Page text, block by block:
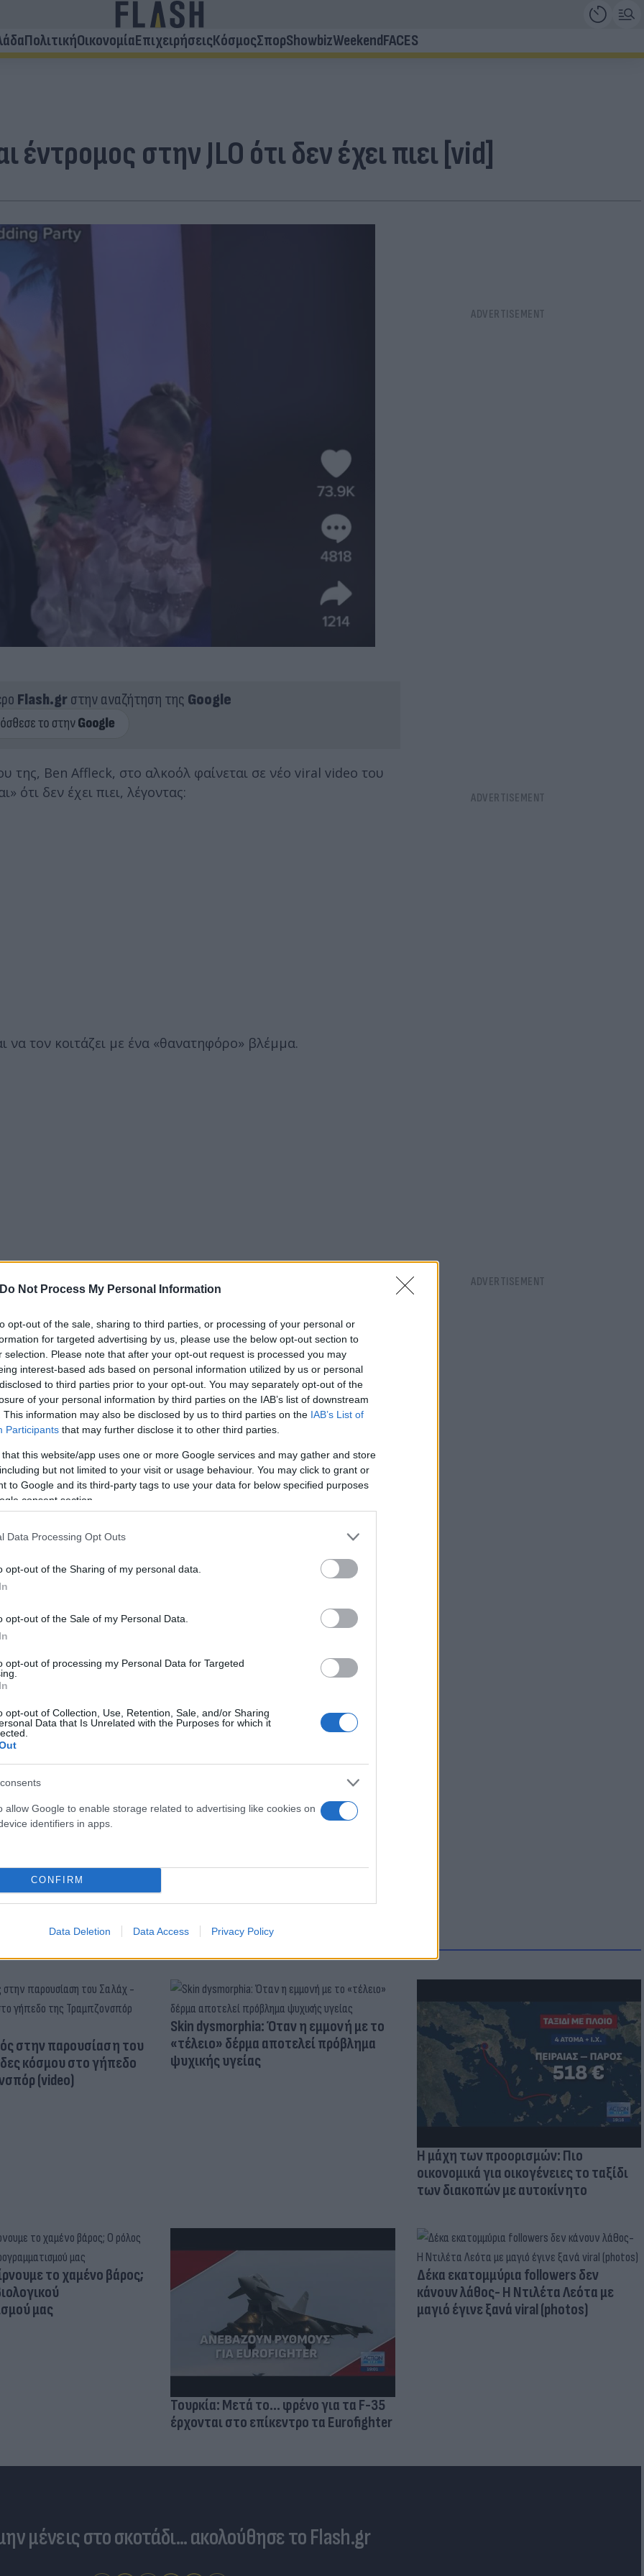
Do Not Process My Personal Information
opt-out of the sale, sharing to third parties, or processing of your personal or
for targeted advertising by us, please use the below opt-out section to
selection. Please note that after your opt-out request is processed you may
interest-based ads based on personal information utilized by us or personal
to third parties prior to your opt-out. You may separately opt-out of the
of your personal information by third parties on the IAB’s list of downstream
This information may also be disclosed by us to third parties on the IAB’s List of
Participants that may further disclose it to other third parties.
that this website/app uses one or more Google services and may gather and store
but not limited to your visit or usage behaviour. You may click to grant or
to Google and its third-party tags to use your data for below specified purposes
consent section.
Data Processing Opt Outs
opt-out of the Sharing of my personal data.
opt-out of the Sale of my Personal Data.
opt-out of processing my Personal Data for Targeted
opt-out of Collection, Use, Retention, Sale, and/or Sharing
Data that Is Unrelated with the Purposes for which it
allow Google to enable storage related to advertising like cookies on
identifiers in apps.
CONFIRM
Data Deletion Data Access Privacy Policy
ΠολιτικήΟικονομίαΕπιχειρήσειςΚόσμοςΣπορShowbizWeekendFACES
στην JLO ότι δεν έχει πιει [vid]
Flash.grστην αναζήτηση της Google
της, Ben Affleck, στο αλκοόλ φαίνεται σε νέο viral video του
ότι δεν έχει πιει, λέγοντας:
να τον κοιτάζει με ένα «θανατηφόρο» βλέμμα.
χιλιάδες προβολές μέσα σε λίγες μόνο ημέρες.
party!
♬ original sound - Alli
Flash.grστην αναζήτηση τηςGoogle
στην παρουσίαση του
κόσμου στο γήπεδο
(video)
Skin dysmorphia: Όταν η εμμονή με το
«τέλειο» δέρμα αποτελεί πρόβλημα
ψυχικής υγείας
Η μάχη των προορισμών: Πιο
οικονομικά για οικογένειες το ταξίδι
των διακοπών με αυτοκίνητο
το χαμένο βάρος;
μας
Τουρκία: Μετά το... φρένο για τα F-35
έρχονται στο επίκεντρο τα Eurofighter
Δέκα εκατομμύρια followers δεν
κάνουν λάθος- Η Ντιλέτα Λεότα με
μαγιό έγινε ξανά viral (photos)
μένεις στο σκοτάδι... ακολούθησε το Flash.gr